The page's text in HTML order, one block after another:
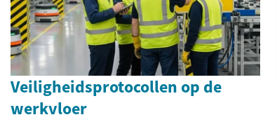
Veiligheidsprotocollen op de
werkvloer